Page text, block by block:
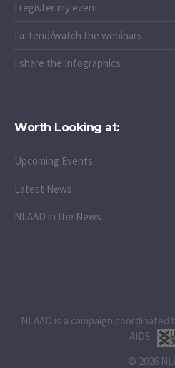
I register my event
I attend/watch the webinars
I share the Infographics
Worth Looking at:
Upcoming Events
Latest News
NLAAD in the News
NLAAD is a campaign
AIDS
© 2026